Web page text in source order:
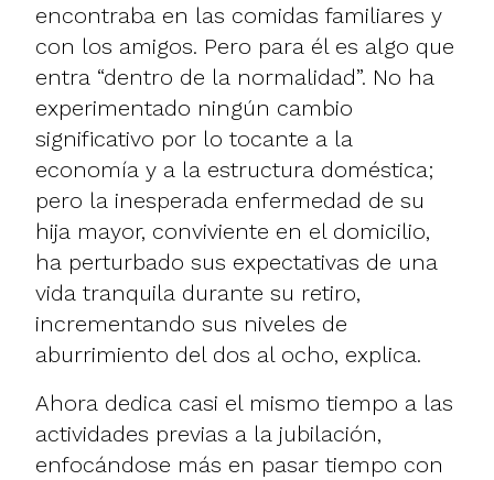
encontraba en las comidas familiares y
con los amigos. Pero para él es algo que
entra “dentro de la normalidad”. No ha
experimentado ningún cambio
significativo por lo tocante a la
economía y a la estructura doméstica;
pero la inesperada enfermedad de su
hija mayor, conviviente en el domicilio,
ha perturbado sus expectativas de una
vida tranquila durante su retiro,
incrementando sus niveles de
aburrimiento del dos al ocho, explica.
Ahora dedica casi el mismo tiempo a las
actividades previas a la jubilación,
enfocándose más en pasar tiempo con